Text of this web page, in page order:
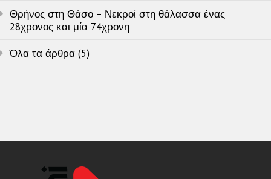
Θρήνος στη Θάσο – Νεκροί στη θάλασσα ένας
28χρονος και μία 74χρονη
Όλα τα άρθρα (5)